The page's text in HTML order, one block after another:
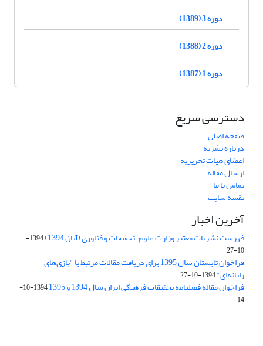
دوره 3 (1389)
دوره 2 (1388)
دوره 1 (1387)
دسترسی سریع
صفحه اصلی
درباره نشریه
اعضای هیات تحریریه
ارسال مقاله
تماس با ما
نقشه سایت
آخرین اخبار
فهرست نشریات معتبر وزارت علوم، تحقیقات و فناوری (آبان 1394)
1394-
10-27
فراخوان تابستان سال 1395 برای دریافت مقالات مرتبط با "بازی‌های
رایانه‌ای"1394-10-27
فراخوان مقاله فصلنامه تحقیقات فرهنگی ایران سال 1394 و 1395
1394-10-
14